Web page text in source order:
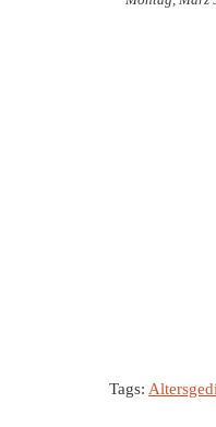
Tags: